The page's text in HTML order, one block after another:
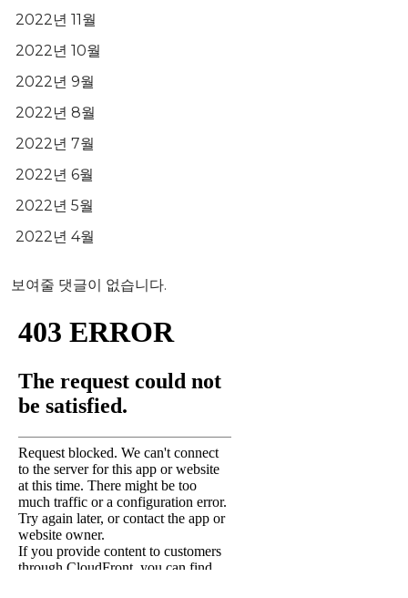
2022년 11월
2022년 10월
2022년 9월
2022년 8월
2022년 7월
2022년 6월
2022년 5월
2022년 4월
보여줄 댓글이 없습니다.